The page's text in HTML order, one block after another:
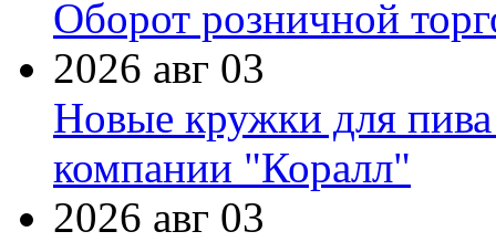
Оборот розничной
2026 авг 03
Новые кружки для
компании "Коралл"
2026 авг 03